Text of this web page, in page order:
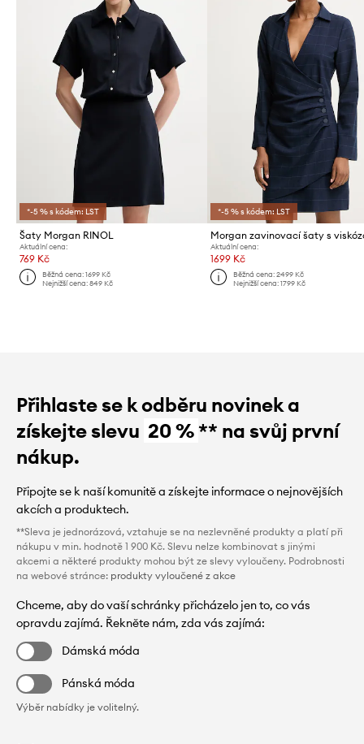
*-5 % s kódem: LST
Šaty Morgan RINOL
Aktuální cena:
769 Kč
Běžná cena:1699 Kč
Nejnižší cena:849 Kč
*-5 % s kódem: LST
Morgan zavinovací šaty s
Aktuální cena:
1699 Kč
Běžná cena: 2499 Kč
Nejnižší cena: 1799 Kč
Přihlaste se k odběru novinek a
získejte slevu 20 %** na svůj první
nákup.
Připojte se k naší komunitě a získejte informace o nejnovějších
akcích a produktech.
**Sleva je jednorázová, vztahuje se na nezlevněné produkty a platí při
nákupu v min. hodnotě 1 900 Kč. Slevu nelze kombinovat s jinými
akcemi a některé produkty mohou být ze slevy vyloučeny. Podrobnosti
na webové stránce: produkty vyloučené z akce
Chceme, aby do vaší schránky přicházelo jen to, co vás
opravdu zajímá. Řekněte nám, zda vás zajímá:
Dámská móda
Pánská móda
Výběr nabídky je volitelný.